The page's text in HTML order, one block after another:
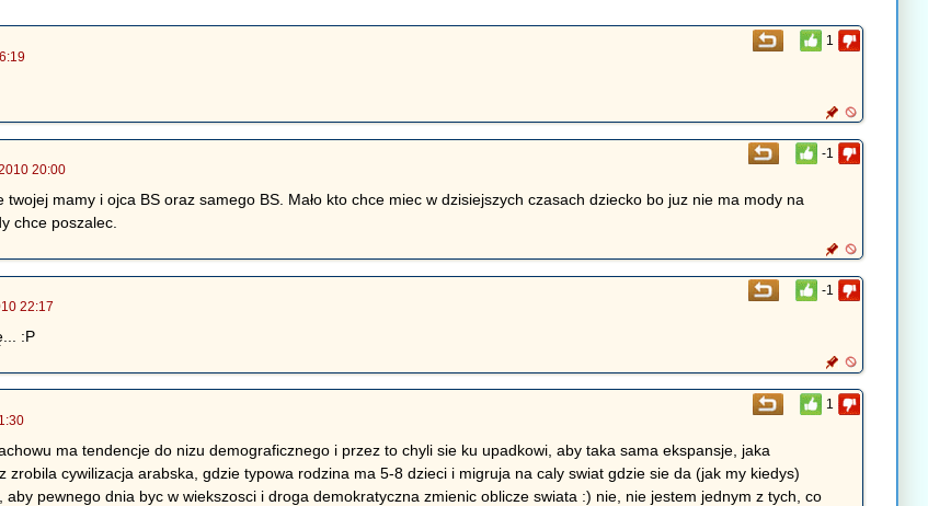
1
-1
20:00
twojej mamy i ojca BS oraz samego BS. Mało kto chce miec w dzisiejszych czasach dziecko bo juz nie ma mody na
chce poszalec.
-1
22:17
:P
1
ma tendencje do nizu demograficznego i przez to chyli sie ku upadkowi, aby taka sama ekspansje, jaka
zrobila cywilizacja arabska, gdzie typowa rodzina ma 5-8 dzieci i migruja na caly swiat gdzie sie da (jak my kiedys)
aby pewnego dnia byc w wiekszosci i droga demokratyczna zmienic oblicze swiata :) nie, nie jestem jednym z tych, co